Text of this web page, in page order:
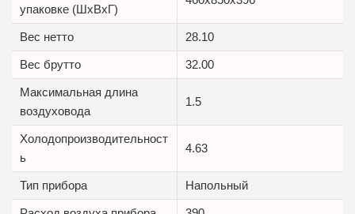
упаковке (ШxВxГ)
Вес нетто 28.10
Вес брутто 32.00
Максимальная длина
воздуховода
1.5
Холодопроизводительност
ь
4.63
Тип прибора Напольный